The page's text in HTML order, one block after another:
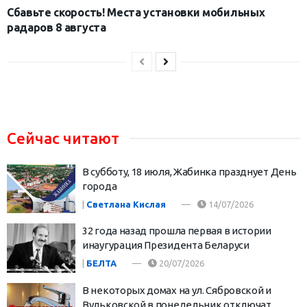
Сбавьте скорость! Места установки мобильных
радаров 8 августа
Сейчас читают
В субботу, 18 июля, Жабинка празднует День
города
| Светлана Кислая 14/07/2026
32 года назад прошла первая в истории
инаугурация Президента Беларуси
БЕЛТА 20/07/2026
В некоторых домах на ул. Сябровской и
Вульковской в понедельник отключат